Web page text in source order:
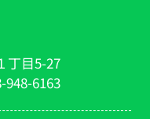
丁目5-27
948-6163